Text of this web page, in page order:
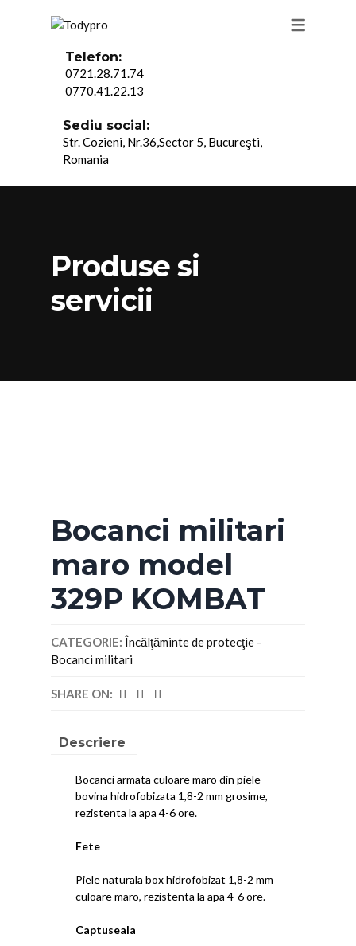
TABEL MASURI
LOCURI DE MUNCA
TRIMITE C.V-UL TAU
Telefon:
0721.28.71.74
0770.41.22.13
Sediu social:
Str. Cozieni, Nr.36,Sector 5, Bucureşti,
Romania
Produse si
servicii
Bocanci militari
maro model
329P KOMBAT
CATEGORIE: Încălţăminte de protecţie -
Bocanci militari
SHARE ON:
Descriere
Bocanci armata culoare maro din piele
bovina hidrofobizata 1,8-2 mm grosime,
rezistenta la apa 4-6 ore.
Fete
Piele naturala box hidrofobizat 1,8-2 mm
culoare maro, rezistenta la apa 4-6 ore.
Captuseala